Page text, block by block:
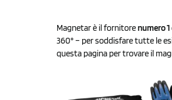
Magnetar è il fornitorenumero 1
360° – per soddisfare tutte le
questa pagina per trovare il